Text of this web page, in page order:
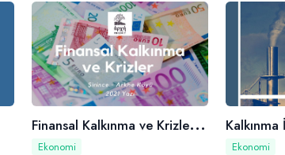
F
inansal Kalkınma ve Krizler Yaz Okulu
Ekonomi
Kalkınma
Ekonomi